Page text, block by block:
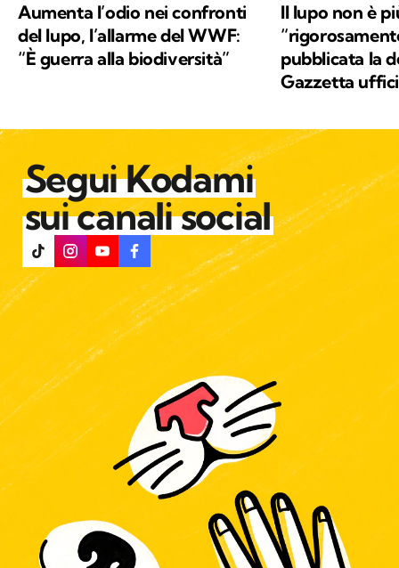
Aumenta l’odio nei confronti
del lupo, l’allarme del WWF:
“È guerra alla biodiversità”
Il lupo non è
pubblicata la
Gazzetta
Segui Kodami
sui canali social